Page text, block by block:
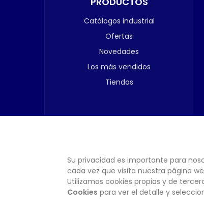
Catálogos industrial
Ofertas
Novedades
Los más vendidos
Tiendas
Su privacidad es importante para
cada vez que visita nuestra página
Utilizamos cookies propias y de
Cookies para ver el detalle y